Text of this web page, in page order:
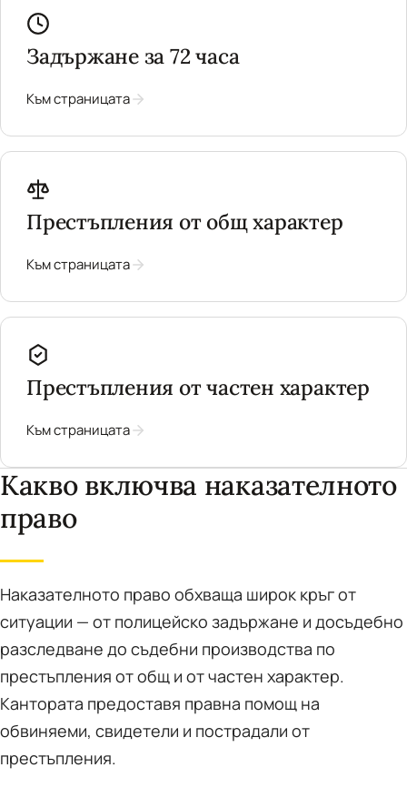
Задържане за 72 часа
Към страницата
Престъпления от общ характер
Към страницата
Престъпления от частен характер
Към страницата
Какво включва наказателното
право
Наказателното право обхваща широк кръг от
ситуации — от полицейско задържане и досъдебно
разследване до съдебни производства по
престъпления от общ и от частен характер.
Кантората предоставя правна помощ на
обвиняеми, свидетели и пострадали от
престъпления.